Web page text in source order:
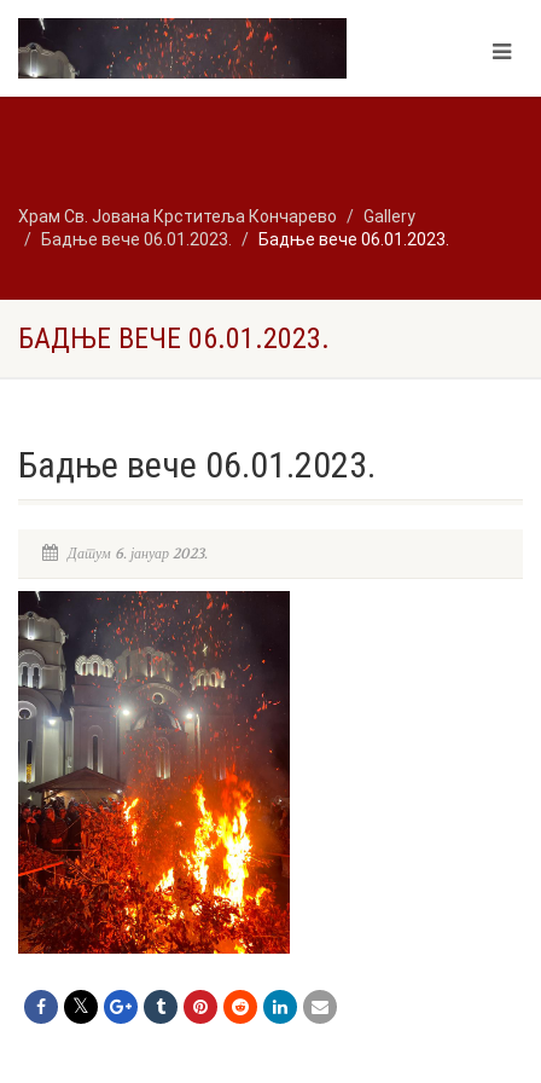
Храм Св. Јована Крститеља Кончарево
Gallery
Бадње вече 06.01.2023.
Бадње вече 06.01.2023.
БАДЊЕ ВЕЧЕ 06.01.2023.
Бадње вече 06.01.2023.
Датум 6. јануар 2023.